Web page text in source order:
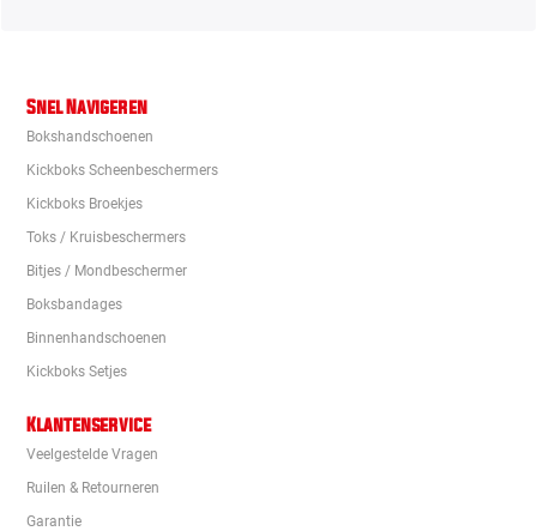
Snel Navigeren
Bokshandschoenen
Kickboks Scheenbeschermers
Kickboks Broekjes
Toks / Kruisbeschermers
Bitjes / Mondbeschermer
Boksbandages
Binnenhandschoenen
Kickboks Setjes
Klantenservice
Veelgestelde Vragen
Ruilen & Retourneren
Garantie